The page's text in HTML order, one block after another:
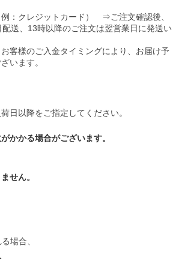
：クレジットカード） ⇒ご注文確認後、
送、13時以降のご注文は翌営業日に発送い
客様のご入金タイミングにより、お届け予
います。
日以降をご指定してください。
かかる場合がございます。
せん。
場合、